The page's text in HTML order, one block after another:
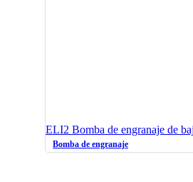
ELI2 Bomba de engranaje de
Bomba de engranaje